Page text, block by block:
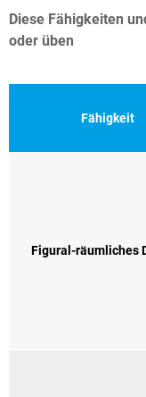
Diese Fähigkeiten
oder üben
Fähigkeit
Figural-räumliches